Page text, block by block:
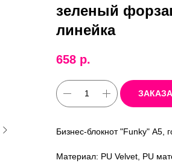
зеленый
линейка
658 р.
Бизнес-блокнот "Funky" А5,
Материал: PU Velvet, PU